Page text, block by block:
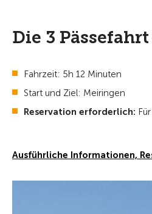
Die 3
Fahrzeit: 5h 12 Minuten
Start und Ziel: Meiringen
Reservation erforderlich:
Ausführliche Informationen,